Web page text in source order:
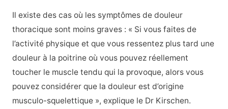
Il existe des cas où les symptômes de douleur
thoracique sont moins graves : « Si vous faites de
l’activité physique et que vous ressentez plus tard une
douleur à la poitrine où vous pouvez réellement
toucher le muscle tendu qui la provoque, alors vous
pouvez considérer que la douleur est d’origine
musculo-squelettique », explique le Dr Kirschen.